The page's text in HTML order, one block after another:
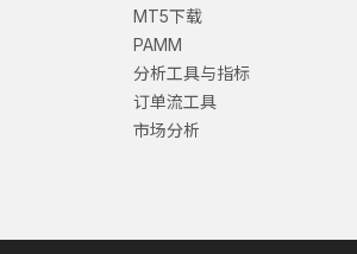
MT5下载
PAMM
分析工具与指标
订单流工具
市场分析